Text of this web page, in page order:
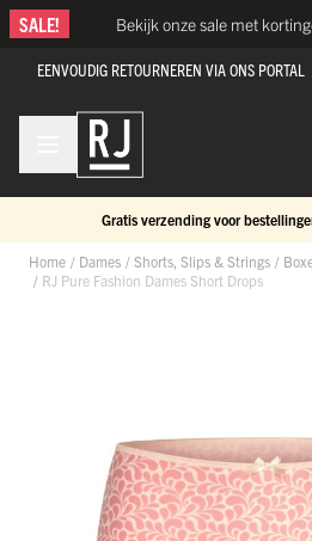
Ga naar de inhoud
SALE! Bekijk onze sale met
EENVOUDIG RETOURNEREN VIA ONS PORTAL
Gratis verzending voor
Home / Dames / Shorts, Slips & Strings /
/ RJ Pure Fashion Dames Short Drops